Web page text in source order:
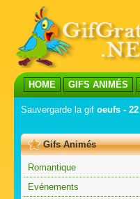
HOME GIFS ANIMÉS
Sauvergarde la gif oeufs - 22
Gifs Animés
Romantique
Evénements